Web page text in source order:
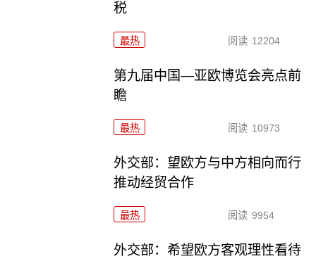
税
最热 阅读 12204
第九届中国—亚欧博览会亮点前
瞻
最热 阅读 10973
外交部：望欧方与中方相向而行
推动经贸合作
最热 阅读 9954
外交部：希望欧方客观理性看待